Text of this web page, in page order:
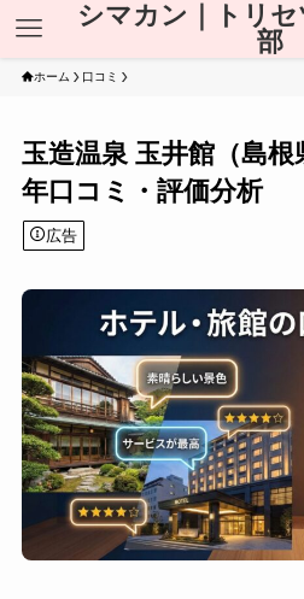
シマカン｜トリ
部
ホーム 口コミ
玉造温泉 玉井館（島根
年口コミ・評価分析
広告